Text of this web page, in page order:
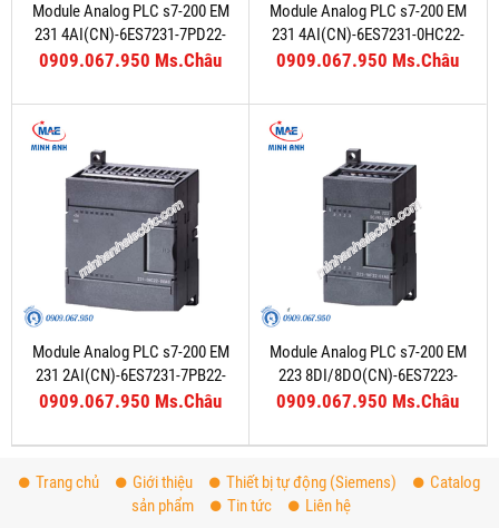
Module Analog PLC s7-200 EM
231 4AI(CN)-6ES7231-7PD22-
0XA8
0909.067.950 Ms.Châu
Module Analog PLC s7-200 EM
231 4AI(CN)-6ES7231-0HC22-
0XA8
0909.067.950 Ms.Châu
Module Analog PLC s7-200 EM
231 2AI(CN)-6ES7231-7PB22-
0XA8
0909.067.950 Ms.Châu
Module Analog PLC s7-200 EM
223 8DI/8DO(CN)-6ES7223-
1PH22-0XA8
0909.067.950 Ms.Châu
Trang chủ Giới thiệu Thiết bị tự động (Siemens)
Catalog
sản phẩm
Tin tức Liên hệ